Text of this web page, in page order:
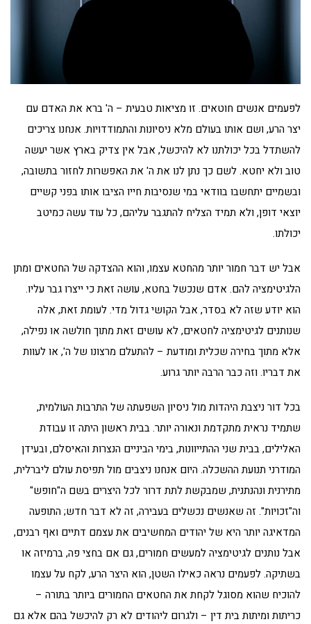
לפעמים אנשים חוטאים. זו מציאות טבעית – ה' ברא את האדם עם
יצר הרע, ושם אותו בעולם מלא ניסיונות והתמודדויות. אנחנו צריכים
להשתדל בכל יכולתנו לא להיכשל, אבל אין צדיק בארץ אשר יעשה
טוב ולא יחטא. לשם כך נתן לנו את ה' את האפשרות לחזור בתשובה,
ובשמיים יתחשבו בוודאי במי שנסיבות חייו הציבו אותו בפני קשיים
יוצאי דופן, ולא תמיד הצליח להתגבר עליהם, כל עוד עשה כמיטב
יכולתו.
אבל יש דבר חמור יותר מהחטא עצמו, והוא ההצדקה של החטאים ומתן
הלגיטימציה להם. אדם שנכשל בחטא, עושה זאת כי ייצרו גבר עליו.
הוא יודע שזה לא בסדר, אבל הקושי גדול מדי. לעומת זאת, אלה
שנותנים לגיטימציה לחטאים, לא עושים זאת מתוך חולשה או נפילה,
אלא מתוך בחירה שכלית ומודעת – להתעלם מרצונו של ה', או לעוות
את דבריו. וזה כבר הרבה יותר גרוע.
בכל דור ניצבת היהדות מול ניסיון השפעתה של התרבות העולמית,
שתמיד נראית מתקדמת ונאורה יותר. בבית ראשון היתה זו עבודת
האלילים, בבית שני ההתייוונות, בימי הביניים הנצרות והאיסלם, ובעידן
המודרני תנועת ההשכלה. היום אנחנו ניצבים מול תפיסת עולם ליברלית,
מתירנית ונהנתנית, שמבקשת לתת דרור לכל היצרים בשם ה"חופש"
וה"זכויות". זה שאנשים נכשלים בעבירה, זה לא דבר חדש; התופעה
המדאיגה יותר היא של יהודים המחשיבים את עצמם דתיים ואף רבנים,
אבל נותנים לגיטימציה למעשים חמורים, גם אם בחצי פה, ברמיזה או
בשתיקה. לפעמים נראה כאילו השטן, הוא היצר הרע, לקח על עצמו
להוכיח שהוא מסוגל לקחת את החטאים החמורים ביותר בתורה –
כריתות ומיתות בית דין – ולגרום ליהודים לא רק להיכשל בהם אלא גם